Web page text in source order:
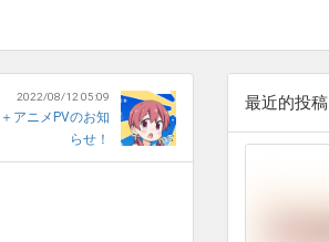
2022/08/12 05:09
アニメPVのお知
らせ！
最近的投稿